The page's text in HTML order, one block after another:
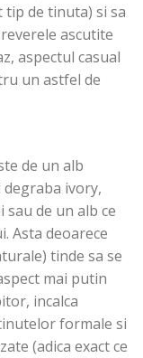
tip de tinuta) si sa
ascutite
aspectul casual
un astfel de
de un alb
degraba ivory,
sau de un alb ce
Asta deoarece
tinde sa se
mai putin
incalca
formale si
(adica exact ce